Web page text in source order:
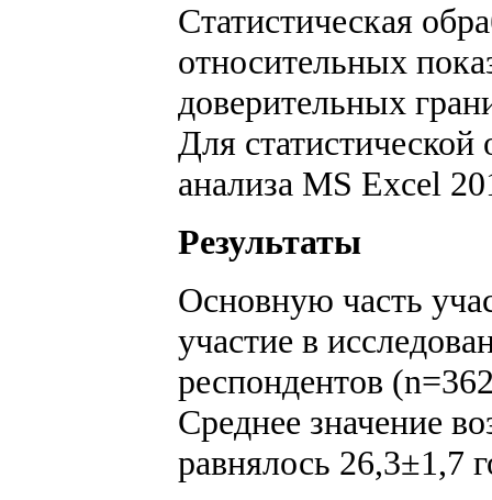
Статистическая
относительных
доверительных
Для
анализа MS Excel
Результаты
Основную часть
участие в
респондентов
Среднее значение
равнялось 26,3±1,7